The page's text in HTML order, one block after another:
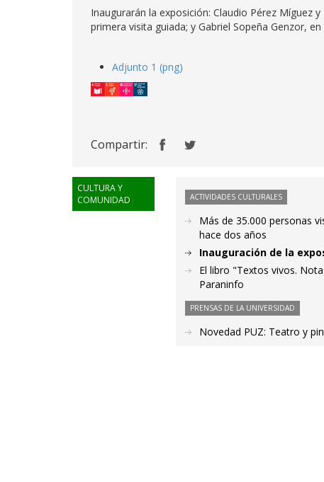
Inaugurarán la exposición: Claudio Pérez Míguez
primera visita guiada; y Gabriel Sopeña Genzor,
Adjunto 1 (png)
Compartir:
CULTURA Y
COMUNIDAD
ACTIVIDADES CULTURALES
Más de 35.000 personas
hace dos años
Inauguración de la
El libro "Textos vivos.
Paraninfo
PRENSAS DE LA UNIVERSIDAD
Novedad PUZ: Teatro y